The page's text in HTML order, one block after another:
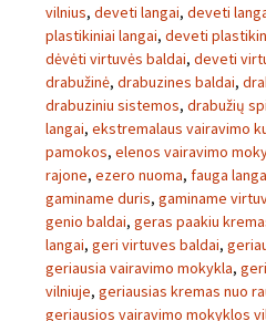
vilnius, deveti langai, deveti
plastikiniai langai, deveti
dėvėti virtuvės baldai, deveti
drabužinė, drabuzines baldai,
drabuziniu sistemos, drabužių
langai, ekstremalaus vairavimo
pamokos, elenos vairavimo
rajone, ezero nuoma, fauga
gaminame duris, gaminame
genio baldai, geras paakiu
langai, geri virtuves baldai,
geriausia vairavimo mokykla,
vilniuje, geriausias kremas nuo
geriausios vairavimo mokyklos